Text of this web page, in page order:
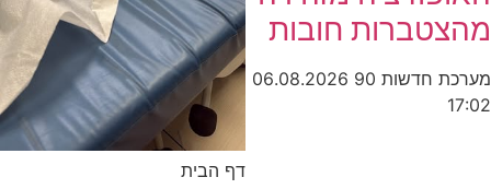
מהצטברות חובות
מערכת חדשות 90
06.08.2026
17:02
דף הבית